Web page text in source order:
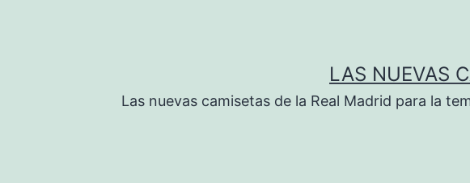
LAS NUEVAS
Las nuevas camisetas de la Real Madrid para la